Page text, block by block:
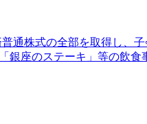
通株式の全部を取得し、
銀座のステーキ」等の飲食